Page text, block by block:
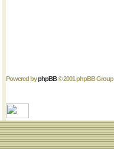
Powered byphpBB© 2001 phpBB Group